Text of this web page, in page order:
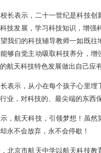
表示，二十一世纪是科技创
技发展，学习科技知识，增
我们的科技辅导教师一如既
够自觉主动吸取科技养分，
航天科技特色发展做出自己应
示，从小在每个孩子心里埋
业，对科技的、最尖端的东西
航天科技，引领梦想！虽然
永不会放弃，永不会停歇！
京市航天中学以航天科技教